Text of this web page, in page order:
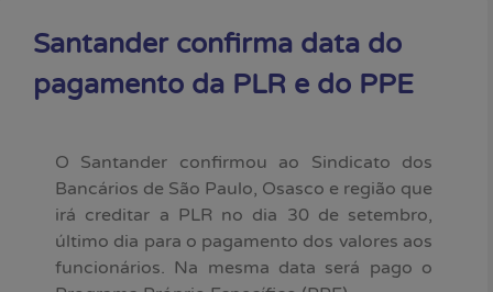
Santander confirma data do
pagamento da PLR e do PPE
O Santander confirmou ao Sindicato dos
Bancários de São Paulo, Osasco e região que
irá creditar a PLR no dia 30 de setembro,
último dia para o pagamento dos valores aos
funcionários. Na mesma data será pago o